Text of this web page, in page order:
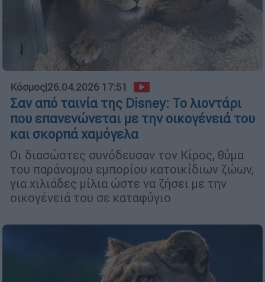
Κόσμος|26.04.2026 17:51
Σαν από ταινία της Disney: Το λιοντάρι
που επανενώνεται με την οικογένειά του
και σκορπά χαμόγελα
Οι διασώστες συνόδευσαν τον Κίρος, θύμα
του παράνομου εμπορίου κατοικίδιων ζώων,
για χιλιάδες μίλια ώστε να ζήσει με την
οικογένειά του σε καταφύγιο